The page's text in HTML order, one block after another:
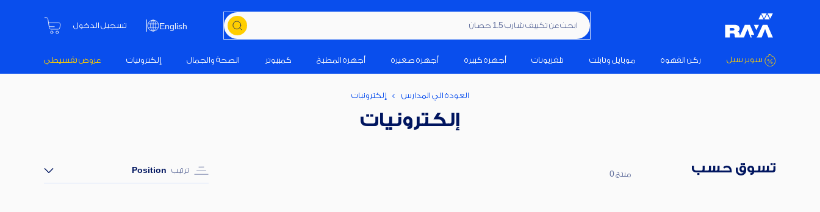
ابحث عن تكييف شارب 1.5 حصان English تسجيل الدخول
سوبر سيل ركن القهوة موبايل وتابلت تلفزيونات أجهزة كبيرة أجهزة صغيرة أجهزة المطبخ كمبيوتر الصحة والجمال إلكترونيات عروض تقسيطي
العودة الي المدارس إلكترونيات
إلكترونيات
تسوق حسب منتج 0 ترتيب Position